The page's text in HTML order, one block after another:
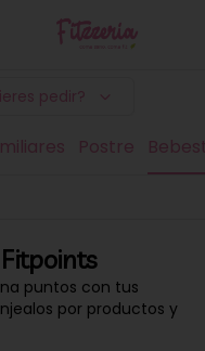
pedir?
Postre
Fitpoints
puntos con tus
por productos y